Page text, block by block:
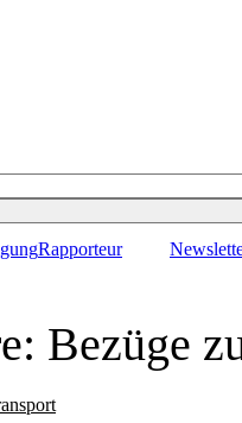
Rapporteur
Bezüge